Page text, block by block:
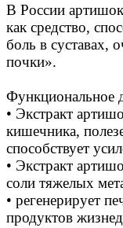
В России
как средство,
боль в суставах,
почки».
Функциональное
• Экстракт
кишечника,
способствует
• Экстракт
соли тяжелых
• регенерирует
продуктов